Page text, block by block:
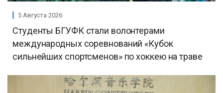
5 Августа 2026
Студенты БГУФК стали волонтерами
международных соревнований «Кубок
сильнейших спортсменов» по хоккею на траве